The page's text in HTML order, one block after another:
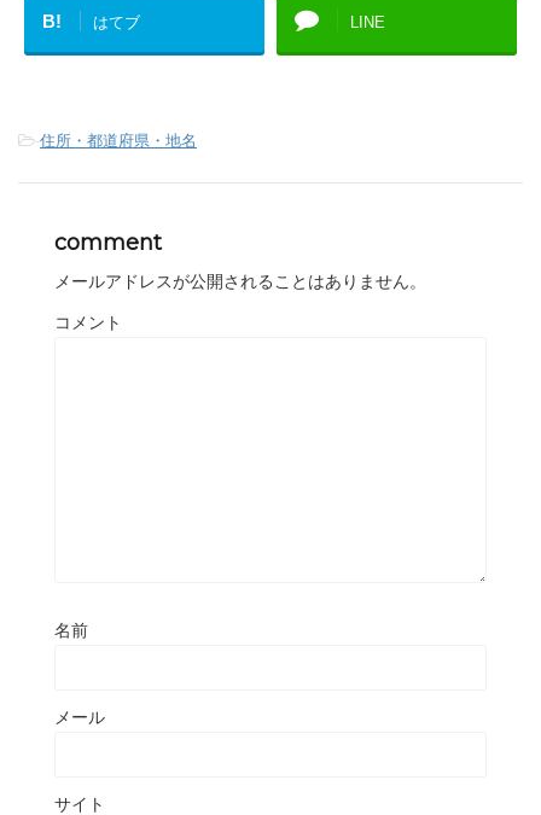
B! はてブ LINE
-住所・都道府県・地名
comment
メールアドレスが公開されることはありません。
コメント
名前
メール
サイト